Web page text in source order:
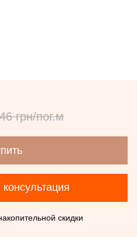
грн/пог.м
скидки